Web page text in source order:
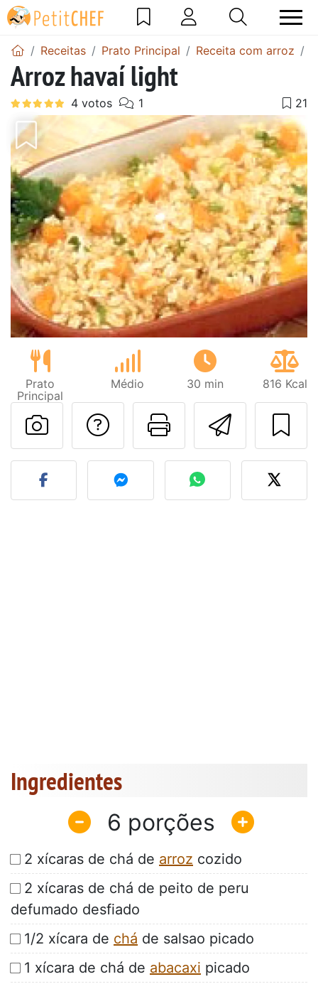
Receitas Prato Principal Receita com arroz
Arroz havaí light
Prato
Principal
Médio 30 min 816 Kcal
Imprima
Falar com o autor
Fez esta receita?
Ingredientes
6
2 xícaras de chá de arroz cozido
2 xícaras de chá de peito de peru
defumado desfiado
1/2 xícara de chá de salsao picado
1 xícara de chá de abacaxi picado